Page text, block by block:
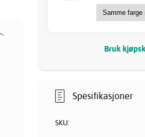
Bruk
Spesifikasjoner
SKU: